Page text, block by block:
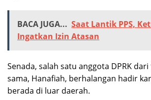
BACA JUGA... Saat Lantik PPS,
Ingatkan Izin Atasan
Senada, salah satu anggota DPRK
sama, Hanafiah, berhalangan hadir
berada di luar daerah.